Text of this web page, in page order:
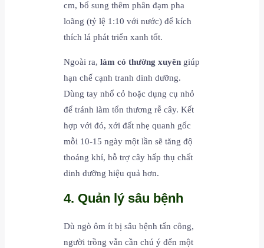
cm, bổ sung thêm phân đạm pha
loãng (tỷ lệ 1:10 với nước) để kích
thích lá phát triển xanh tốt.
Ngoài ra,làm cỏ thường xuyên giúp
hạn chế cạnh tranh dinh dưỡng.
Dùng tay nhổ cỏ hoặc dụng cụ nhỏ
để tránh làm tổn thương rễ cây. Kết
hợp với đó, xới đất nhẹ quanh gốc
mỗi 10-15 ngày một lần sẽ tăng độ
thoáng khí, hỗ trợ cây hấp thụ chất
dinh dưỡng hiệu quả hơn.
4. Quản lý sâu bệnh
Dù ngò ôm ít bị sâu bệnh tấn công,
người trồng vẫn cần chú ý đến một